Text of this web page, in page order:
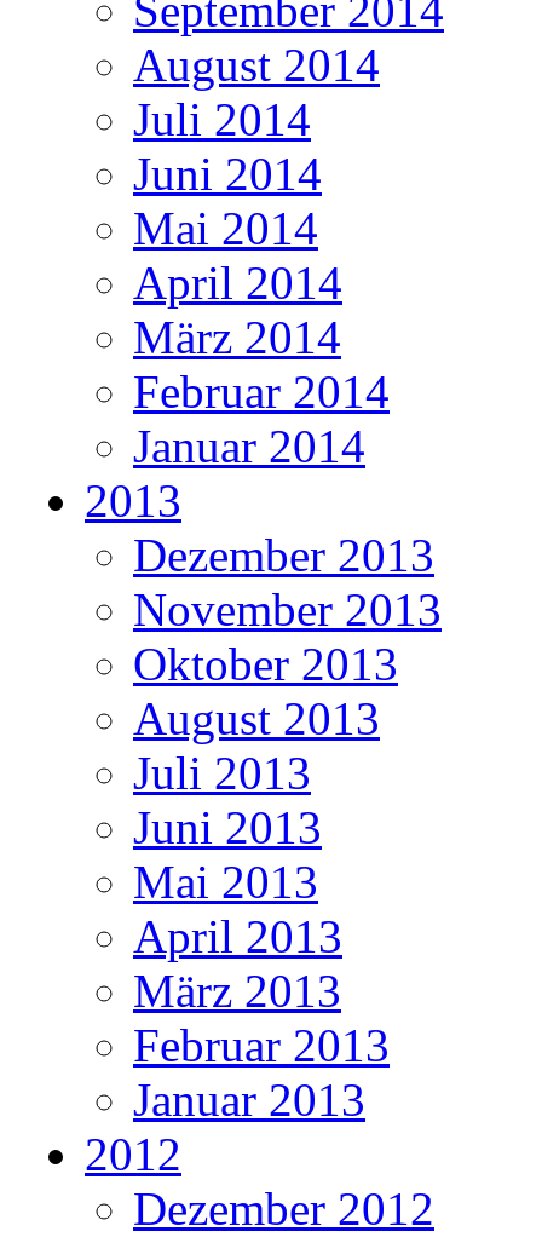
September 2014
August 2014
Juli 2014
Juni 2014
Mai 2014
April 2014
März 2014
Februar 2014
Januar 2014
2013
Dezember 2013
November 2013
Oktober 2013
August 2013
Juli 2013
Juni 2013
Mai 2013
April 2013
März 2013
Februar 2013
Januar 2013
2012
Dezember 2012